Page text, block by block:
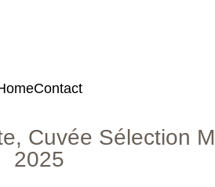
Contact
Cuvée Sélection
2025